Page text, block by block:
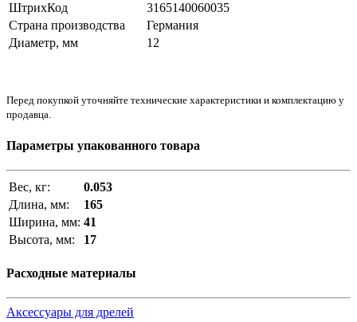
ШтрихКод
3165140060035
Страна производства
Германия
Диаметр, мм
12
Перед покупкой уточняйте технические характеристики и комплектацию у
продавца.
Параметры упакованного товара
Вес, кг:
0.053
Длина, мм:
165
Ширина, мм: 41
Высота, мм:
17
Расходные материалы
Аксессуары для дрелей